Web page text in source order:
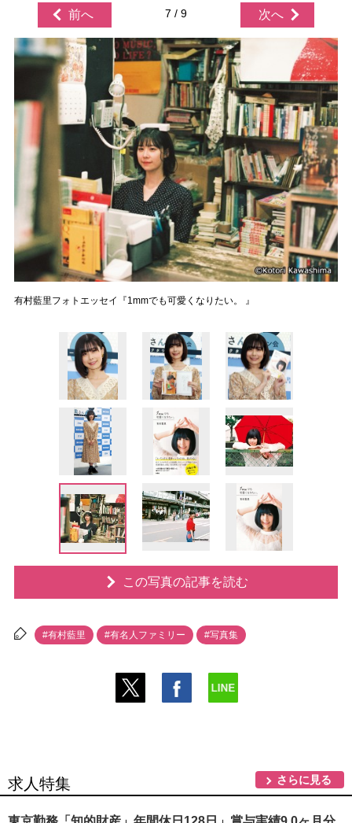
前へ 7 / 9 次へ
有村藍里フォトエッセイ『1mmでも可愛くなりたい。 』
この写真の記事を読む
#有村藍里 #有名人ファミリー #写真集
求人特集 さらに見る